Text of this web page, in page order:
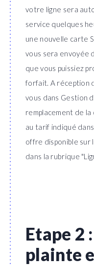
votre ligne sera
service quelques
une nouvelle carte
vous sera envoyée
que vous puissiez
forfait. A réception
vous dans Gestion
remplacement de
au tarif indiqué
offre disponible sur
dans la rubrique
Etape 2
plainte